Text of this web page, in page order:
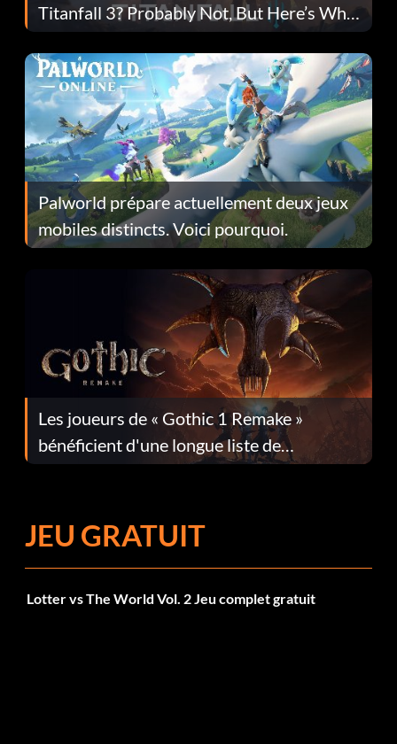
Titanfall 3? Probably Not, But Here’s Why
Fans Are Hopeful
Palworld prépare actuellement deux jeux
mobiles distincts. Voici pourquoi.
Les joueurs de « Gothic 1 Remake »
bénéficient d'une longue liste de
corrections dans la mise à jour 1.0.4
JEU GRATUIT
Lotter vs The World Vol. 2 Jeu complet gratuit